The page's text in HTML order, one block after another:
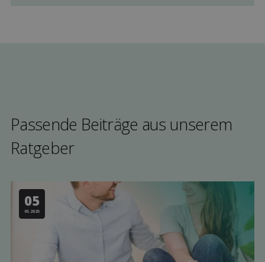
Passende Beiträge aus unserem
Rat­geber
05
05.2025